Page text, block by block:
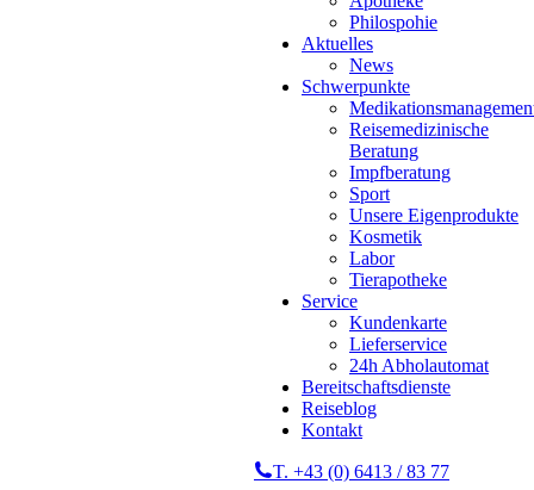
Philospohie
Aktuelles
News
Schwerpunkte
Reisemedizinische
Beratung
Impfberatung
Sport
Unsere Eigenprodukte
Kosmetik
Labor
Tierapotheke
Service
Kundenkarte
Lieferservice
24h Abholautomat
Bereitschaftsdienste
Reiseblog
Kontakt
T. +43 (0) 6413 / 83 77